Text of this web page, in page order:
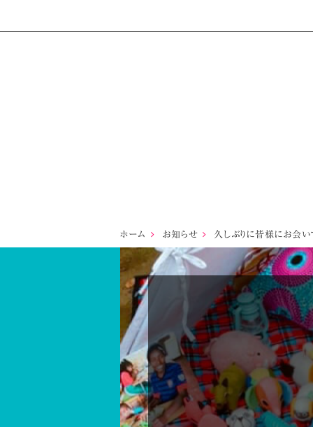
ホーム お知らせ 久しぶりに皆様にお会